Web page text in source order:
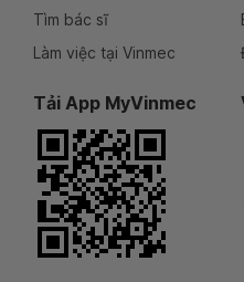
Tìm bác sĩ
Làm việc tại Vinmec
Tải App MyVinmec